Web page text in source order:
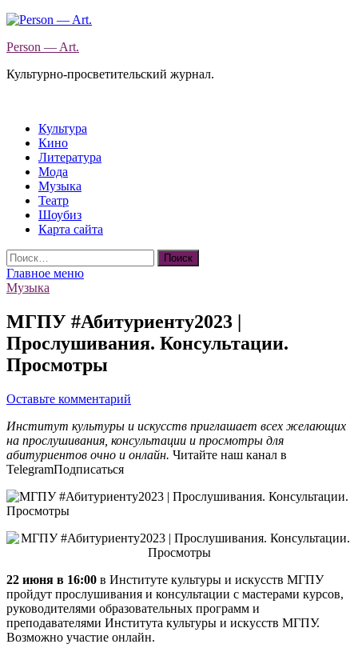
Перейти
содержимому
Person — Art.
Культурно-просветительский журнал.
Культура
Кино
Литература
Мода
Музыка
Театр
Шоубиз
Карта сайта
Найти:
Главное меню
Музыка
МГПУ #Абитуриенту2023 |
Прослушивания. Консультации.
Просмотры
Оставьте комментарий
Институт культуры и искусств приглашает всех желающих
на прослушивания, консультации и просмотры для
абитуриентов очно и онлайн. Читайте наш канал в
TelegramПодписаться
22 июня в 16:00 в Институте культуры и искусств МГПУ
пройдут прослушивания и консультации с мастерами курсов,
руководителями образовательных программ и
преподавателями Института культуры и искусств МГПУ.
Возможно участие онлайн.